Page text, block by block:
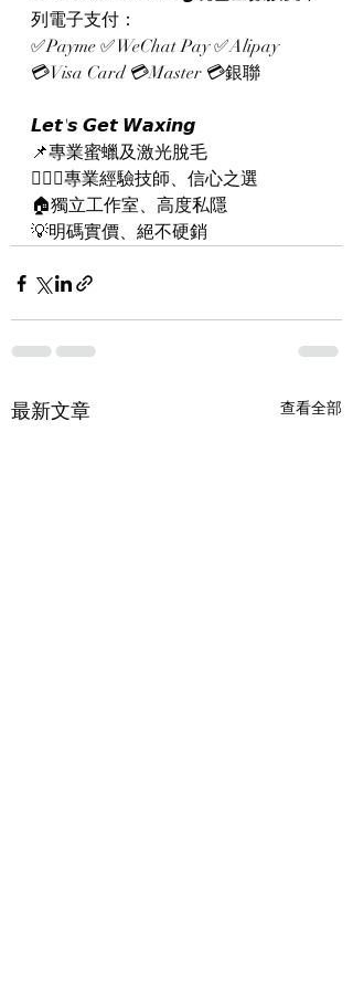
列電子支付：
✅Payme ✅WeChat Pay ✅Alipay
💳Visa Card 💳Master 💳銀聯
𝙇𝙚𝙩'𝙨 𝙂𝙚𝙩 𝙒𝙖𝙭𝙞𝙣𝙜
📌專業蜜蠟及激光脫毛
👨🏻‍⚕專業經驗技師、信心之選
🏠獨立工作室、高度私隱
💡明碼實價、絕不硬銷
最新文章 查看全部